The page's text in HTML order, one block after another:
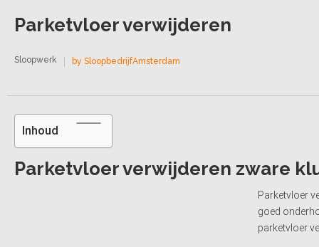
Parketvloer verwijderen
by SloopbedrijfAmsterdam
Sloopwerk
Inhoud
Parketvloer verwijderen zware
Parketvloer
goed
parketvloer